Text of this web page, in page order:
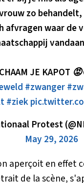
zo
afvragen waar de
JE KAPOT
#zwanger
#ziek
Protest
May 29, 2026
aperçoit en effet
de la scène,